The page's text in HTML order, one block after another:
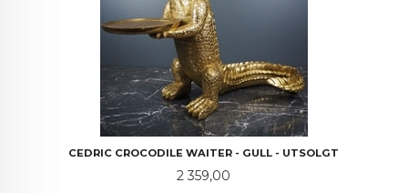
CEDRIC CROCODILE WAITER - GULL - UTSOLGT
Pris
2 359,00